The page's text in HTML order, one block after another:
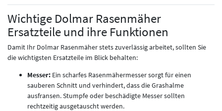
Wichtige Dolmar Rasenmäher
Ersatzteile und ihre Funktionen
Damit Ihr Dolmar Rasenmäher stets zuverlässig arbeitet, sollten Sie
die wichtigsten Ersatzteile im Blick behalten:
Messer: Ein scharfes Rasenmähermesser sorgt für einen
sauberen Schnitt und verhindert, dass die Grashalme
ausfransen. Stumpfe oder beschädigte Messer sollten
rechtzeitig ausgetauscht werden.